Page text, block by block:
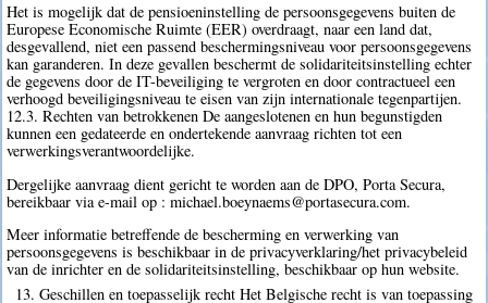
Het is mogelijk dat de pensioeninstelling de persoonsgegevens buiten de
Europese Economische Ruimte (EER) overdraagt, naar een land dat,
desgevallend, niet een passend beschermingsniveau voor persoonsgegevens
kan garanderen. In deze gevallen beschermt de solidariteitsinstelling echter
de gegevens door de IT-beveiliging te vergroten en door contractueel een
verhoogd beveiligingsniveau te eisen van zijn internationale tegenpartijen.
12.3. Rechten van betrokkenen De aangeslotenen en hun begunstigden
kunnen een gedateerde en ondertekende aanvraag richten tot een
verwerkingsverantwoordelijke.
Dergelijke aanvraag dient gericht te worden aan de DPO, Porta Secura,
bereikbaar via e-mail op : michael.boeynaems@portasecura.com.
Meer informatie betreffende de bescherming en verwerking van
persoonsgegevens is beschikbaar in de privacyverklaring/het privacybeleid
van de inrichter en de solidariteitsinstelling, beschikbaar op hun website.
13. Geschillen en toepasselijk recht Het Belgische recht is van toepassing